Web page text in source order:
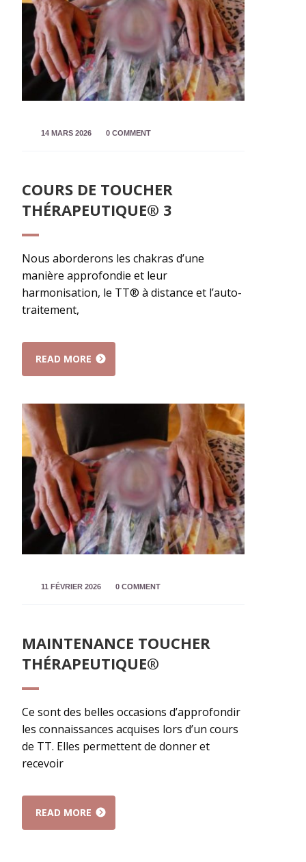
14 MARS 2026 0 COMMENT
COURS DE TOUCHER
THÉRAPEUTIQUE® 3
Nous aborderons les chakras d’une
manière approfondie et leur
harmonisation, le TT® à distance et l’auto-
traitement,
READ MORE
11 FÉVRIER 2026 0 COMMENT
MAINTENANCE TOUCHER
THÉRAPEUTIQUE®
Ce sont des belles occasions d’approfondir
les connaissances acquises lors d’un cours
de TT. Elles permettent de donner et
recevoir
READ MORE